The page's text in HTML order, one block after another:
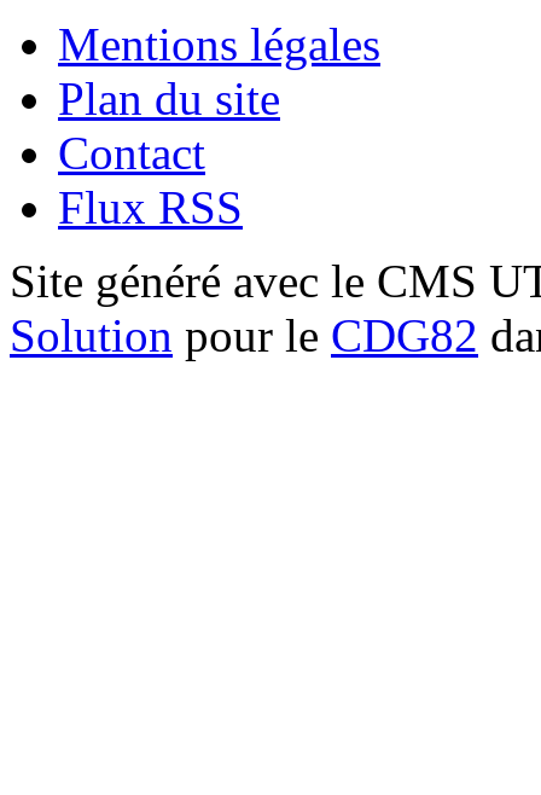
Mentions légales
Plan du site
Contact
Flux RSS
Site généré avec le CMS
Solution pour le CDG82